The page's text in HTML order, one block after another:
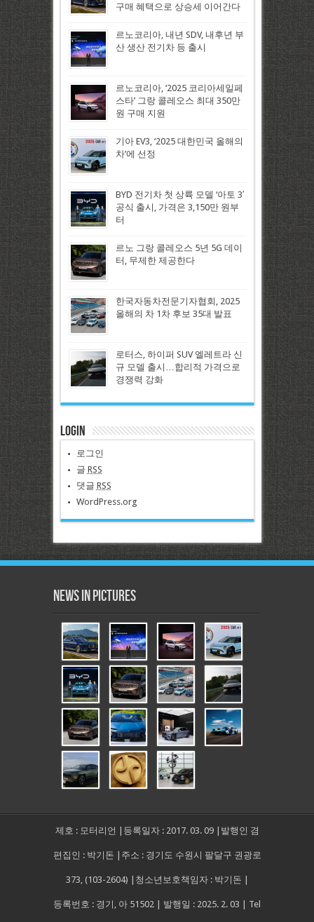
구매 혜택으로 상승세 이어간다
르노코리아, 내년 SDV, 내후년 부
산 생산 전기차 등 출시
르노코리아, ‘2025 코리아세일페
스타’ 그랑 콜레오스 최대 350만
원 구매 지원
기아 EV3, ‘2025 대한민국 올해의
차’에 선정
BYD 전기차 첫 상륙 모델 ‘아토 3′
공식 출시, 가격은 3,150만 원부
터
르노 그랑 콜레오스 5년 5G 데이
터, 무제한 제공한다
한국자동차전문기자협회, 2025
올해의 차 1차 후보 35대 발표
로터스, 하이퍼 SUV 엘레트라 신
규 모델 출시…합리적 가격으로
경쟁력 강화
Login
로그인
글 RSS
댓글 RSS
WordPress.org
News in Pictures
제호 : 모터리언 |등록일자 : 2017. 03. 09 |발행인 겸
편집인 : 박기돈 |주소 : 경기도 수원시 팔달구 권광로
373, (103-2604) |청소년보호책임자 : 박기돈 |
등록번호 : 경기, 아 51502 | 발행일 : 2025. 2. 03 | Tel